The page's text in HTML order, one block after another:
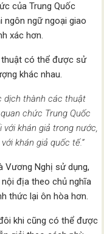
của Trung Quốc
ngôn ngữ ngoại giao
xác hơn.
thuật có thể được sử
khác nhau.
dịch thành các thuật
chức Trung Quốc
với khán giả trong nước,
khán giả quốc tế.”
Vương Nghị sử dụng,
địa theo chủ nghĩa
thức lại ôn hòa hơn.
khi cũng có thể được